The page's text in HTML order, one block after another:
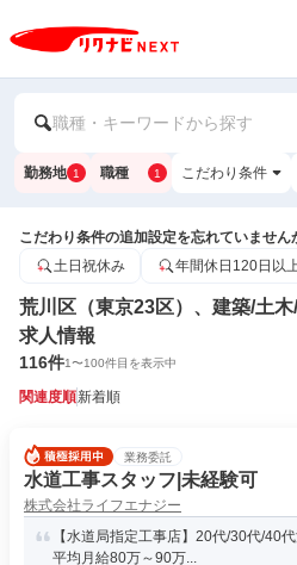
職種・キーワードから探す
勤務地 1 職種 1 こだわり条件
こだわり条件の追加設定を忘れていません
土日祝休み
年間休日120日以
荒川区（東京23区）、建築/土
求人情報
116件1〜100件目を表示中
関連度順新着順
業務委託
水道工事スタッフ|未経験可
株式会社ライフエナジー
【水道局指定工事店】20代/30代/
平均月給80万～90万...